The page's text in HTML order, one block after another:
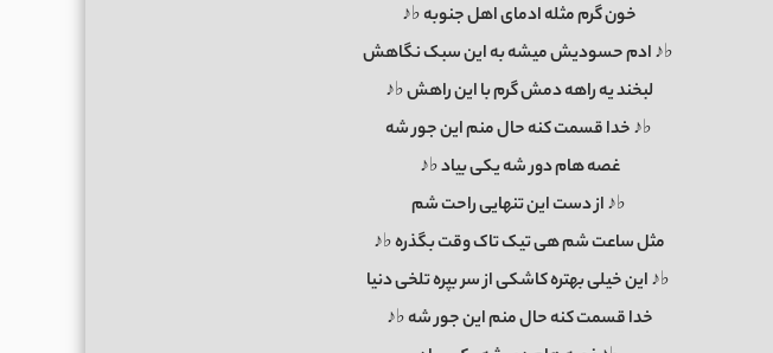
خون گرم مثله ادمای اهل جنوبه ♭♪
♭♪ ادم حسودیش میشه به این سبک نگاهش
لبخند یه راهه دمش گرم با این راهش ♭♪
♭♪ خدا قسمت کنه حال منم این جور شه
غصه هام دور شه یکی بیاد ♭♪
♭♪ از دست این تنهایی راحت شم
مثل ساعت شم هی تیک تاک وقت بگذره ♭♪
♭♪ این خیلی بهتره کاشکی از سر بپره تلخی دنیا
خدا قسمت کنه حال منم این جور شه ♭♪